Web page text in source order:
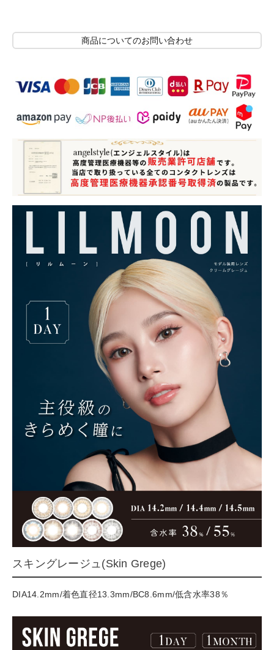
商品についてのお問い合わせ
スキングレージュ(Skin Grege)
DIA14.2mm/着色直径13.3mm/BC8.6mm/低含水率38％